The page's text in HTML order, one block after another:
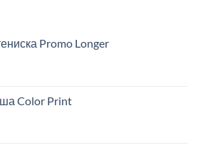
Promo Longer
Color Print